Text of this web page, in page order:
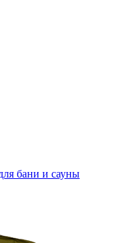
бани и сауны